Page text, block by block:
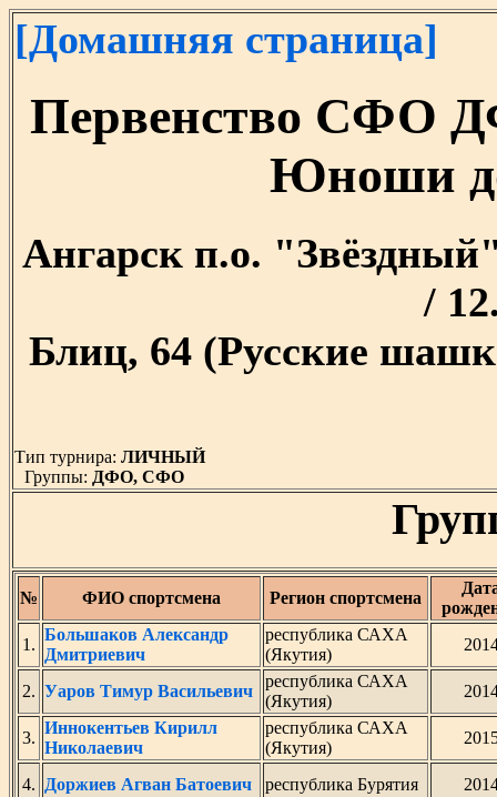
[Домашняя страница]
Первенство СФО
Юноши
Ангарск п.о.
/
Блиц, 64 (Русские
Тип турнира: ЛИЧНЫЙ
Группы: ДФО, СФО
№ ФИО спортсмена Регион спортсмена
1.
Большаков Александр
Дмитриевич
республика САХА
(Якутия)
2. Уаров Тимур Васильевич
республика САХА
(Якутия)
3.
Иннокентьев Кирилл
Николаевич
республика САХА
(Якутия)
4. Доржиев Агван Батоевич республика Бурятия